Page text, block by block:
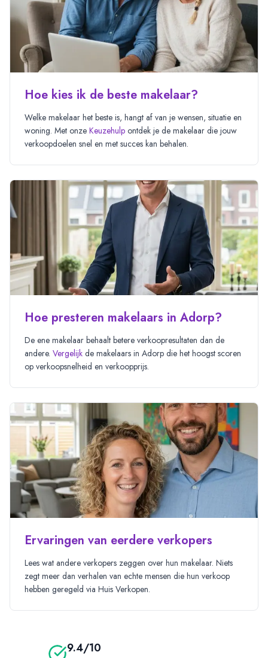
Hoe kies ik de beste makelaar?
Welke makelaar het beste is, hangt af van je wensen, situatie en
woning. Met onze Keuzehulp ontdek je de makelaar die jouw
verkoopdoelen snel en met succes kan behalen.
Hoe presteren makelaars in Adorp?
De ene makelaar behaalt betere verkoopresultaten dan de
andere. Vergelijk de makelaars in Adorp die het hoogst scoren
op verkoopsnelheid en verkoopprijs.
Ervaringen van eerdere verkopers
Lees wat andere verkopers zeggen over hun makelaar. Niets
zegt meer dan verhalen van echte mensen die hun verkoop
hebben geregeld via Huis Verkopen.
9.4/10